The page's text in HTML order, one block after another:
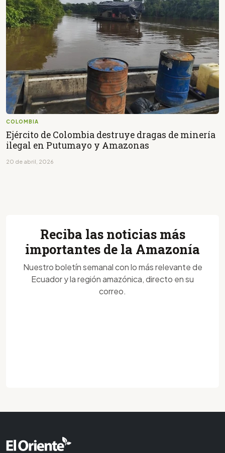
COLOMBIA
Ejército de Colombia destruye dragas de minería
ilegal en Putumayo y Amazonas
20 de abril, 2026
Reciba las noticias más
importantes de la Amazonía
Nuestro boletín semanal con lo más relevante de
Ecuador y la región amazónica, directo en su
correo.